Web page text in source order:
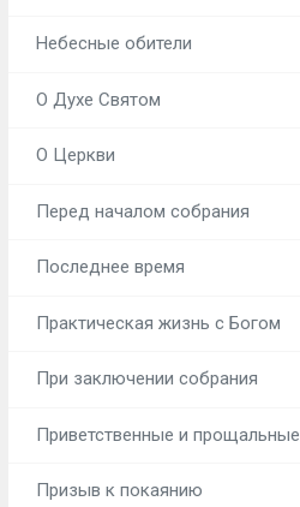
Небесные обители
О Духе Святом
О Церкви
Перед началом собрания
Последнее время
Практическая жизнь с Богом
При заключении собрания
Приветственные и прощальные
Призыв к покаянию